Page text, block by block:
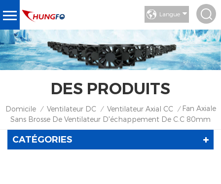
Langue
DES PRODUITS
Domicile / Ventilateur DC / Ventilateur Axial CC / Fan Axiale
Sans Brosse De Ventilateur D'échappement De C.C 80mm
CATÉGORIES